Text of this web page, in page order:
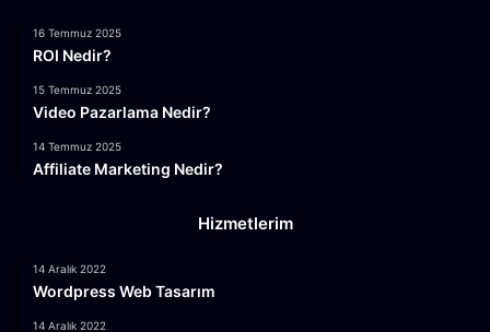
16 Temmuz 2025
ROI Nedir?
15 Temmuz 2025
Video Pazarlama Nedir?
14 Temmuz 2025
Affiliate Marketing Nedir?
Hizmetlerim
14 Aralık 2022
Wordpress Web Tasarım
14 Aralık 2022